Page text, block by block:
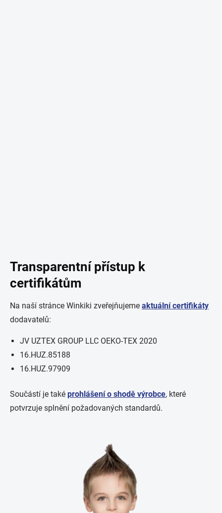
Transparentní přístup k
certifikátům
Na naší stránce Winkiki zveřejňujeme aktuální certifikáty
dodavatelů:
JV UZTEX GROUP LLC OEKO-TEX 2020
16.HUZ.85188
16.HUZ.97909
Součástí je také prohlášení o shodě výrobce, které
potvrzuje splnění požadovaných standardů.